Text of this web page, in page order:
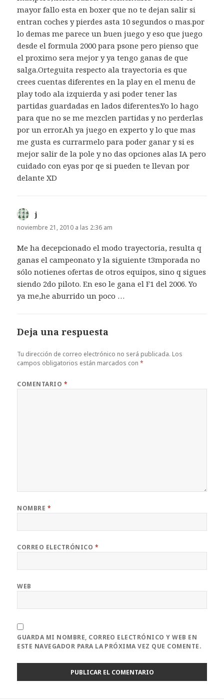
mayor fallo esta en boxer que no te dejan salir si
entran coches y pierdes asta 10 segundos o mas.por
lo demas me parece un buen juego y eso que juego
desde el formula 2000 para psone pero pienso que
el proximo sera mejor y ya tengo ganas de que
salga.Orteguita respecto ala trayectoria es que
crees cuentas diferentes en la play en el menu de
play todo ala izquierda y asi poder tener las
partidas guardadas en lados diferentes.Yo lo hago
para que no se me mezclen partidas y no perderlas
por un error.Ah ya juego en experto y lo que mas
me gusta es currarmelo para poder ganar y si es
mejor salir de la pole y no das opciones alas IA pero
cuidado con eyas por qe si pueden te llevan por
delante XD
j
noviembre 21, 2010 a las 2:36 am
Me ha decepcionado el modo trayectoria, resulta q
ganas el campeonato y la siguiente t3mporada no
sólo notienes ofertas de otros equipos, sino q sigues
siendo 2do piloto. En eso le gana el F1 del 2006. Yo
ya me,he aburrido un poco …
Deja una respuesta
Tu dirección de correo electrónico no será publicada. Los
campos obligatorios están marcados con*
COMENTARIO *
NOMBRE *
CORREO ELECTRÓNICO *
WEB
GUARDA MI NOMBRE, CORREO ELECTRÓNICO Y WEB EN
ESTE NAVEGADOR PARA LA PRÓXIMA VEZ QUE COMENTE.